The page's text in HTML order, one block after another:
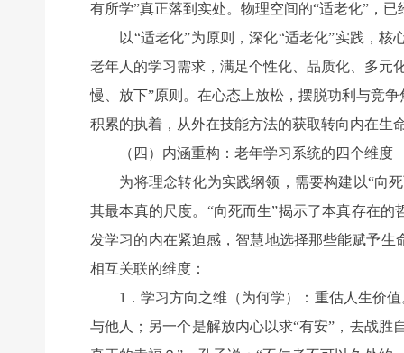
有所学”真正落到实处。物理空间的“适老化”，
以“适老化”为原则，深化“适老化”实践，核
老年人的学习需求，满足个性化、品质化、多元
慢、放下”原则。在心态上放松，摆脱功利与竞
积累的执着，从外在技能方法的获取转向内在生
（四）内涵重构：老年学习系统的四个维度
为将理念转化为实践纲领，需要构建以“向死
其最本真的尺度。“向死而生”揭示了本真存在
发学习的内在紧迫感，智慧地选择那些能赋予
相互关联的维度：
1．学习方向之维（为何学）：重估人生价值
与他人；另一个是解放内心以求“有安”，去战胜